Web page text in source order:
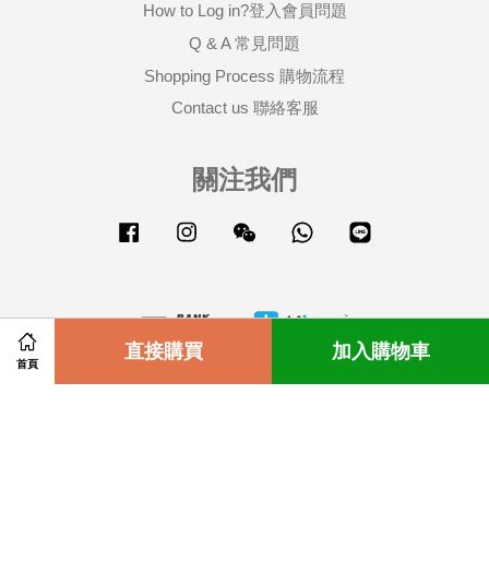
首頁
直接購買 加入購物車
How to Log in?登入會員問題
Q & A 常見問題
Shopping Process 購物流程
Contact us 聯絡客服
關注我們
Facebook Instagram Wechat Whatsapp
Share on Facebook Share on Twitter